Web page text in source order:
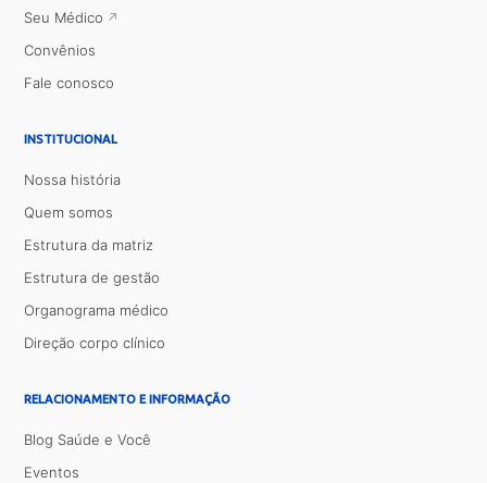
Seu Médico
Convênios
Fale conosco
INSTITUCIONAL
Nossa história
Quem somos
Estrutura da matriz
Estrutura de gestão
Organograma médico
Direção corpo clínico
RELACIONAMENTO E INFORMAÇÃO
Blog Saúde e Você
Eventos